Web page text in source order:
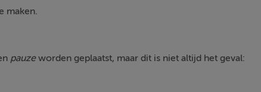
maken.
pauzeworden geplaatst, maar dit is niet altijd het geval: